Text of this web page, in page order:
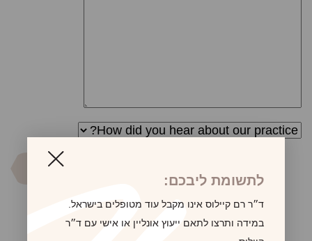
לתשומת ליבכם:
ד״ר רם קיילוס אינו מקבל עוד מטופלים בישראל.
במידה ותרצו לתאם ייעוץ אונליין או אישי עם ד״ר